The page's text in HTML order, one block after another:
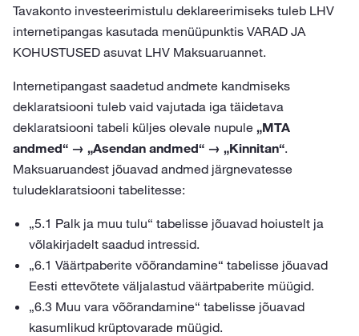
Tavakonto investeerimistulu deklareerimiseks tuleb LHV
internetipangas kasutada menüüpunktis VARAD JA
KOHUSTUSED asuvat LHV Maksuaruannet.
Internetipangast saadetud andmete kandmiseks
deklaratsiooni tuleb vaid vajutada iga täidetava
deklaratsiooni tabeli küljes olevale nupule „MTA
andmed“ → „Asendan andmed“ → „Kinnitan“.
Maksuaruandest jõuavad andmed järgnevatesse
tuludeklaratsiooni tabelitesse:
„5.1 Palk ja muu tulu“ tabelisse jõuavad hoiustelt ja
võlakirjadelt saadud intressid.
„6.1 Väärtpaberite võõrandamine“ tabelisse jõuavad
Eesti ettevõtete väljalastud väärtpaberite müügid.
„6.3 Muu vara võõrandamine“ tabelisse jõuavad
kasumlikud krüptovarade müügid.